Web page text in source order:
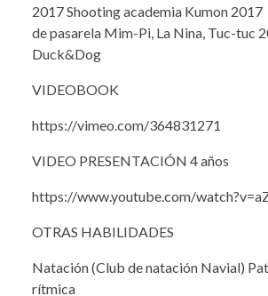
2017 Shooting academia Kumon
de pasarela Mim-Pi, La Nina, Tuc-tuc
Duck&Dog
VIDEOBOOK
https://vimeo.com/364831271
VIDEO PRESENTACIÓN 4 años
https://www.youtube.com/
OTRAS HABILIDADES
Natación (Club de natación Navial)
rítmica